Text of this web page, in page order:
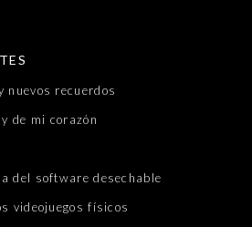
nuevos recuerdos
de mi corazón
del software desechable
videojuegos físicos